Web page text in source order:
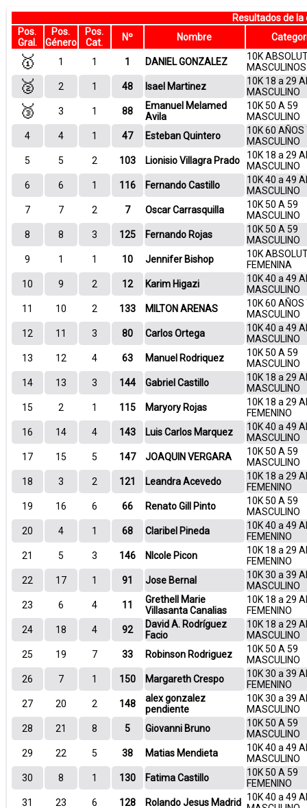
Resultados de la
Pos.
Gral.
Pos.
Género
Pos.
Cat.
Nº Nombre
🥇 1 1 1 DANIEL GONZALEZ
10K
MASCULINOS
🥈 2 1 48 Isael Martinez
10K 18 a 29
MASCULINO
🥉 3 1 88
Emanuel Melamed
Avila
10K 50 A 59
MASCULINO
4
4 1 47 Esteban Quintero
10K 60 AÑOS
MASCULINO
5
5 2 103 Lionisio Villagra Prado
10K 18 a 29
MASCULINO
6
6 1 116 Fernando Castillo
10K 40 a 49
MASCULINO
7
7 2 7 Oscar Carrasquilla
10K 50 A 59
MASCULINO
8
8 3 125 Fernando Rojas
10K 50 A 59
MASCULINO
9
1 1 10 Jennifer Bishop
10K
FEMENINA
10
9 2 12 Karim Higazi
10K 40 a 49
MASCULINO
11
10 2 133 MILTON ARENAS
10K 60 AÑOS
MASCULINO
12
11 3 80 Carlos Ortega
10K 40 a 49
MASCULINO
13
12 4 63 Manuel Rodriquez
10K 50 A 59
MASCULINO
14
13 3 144 Gabriel Castillo
10K 18 a 29
MASCULINO
15
2 1 115 Maryory Rojas
10K 18 a 29
FEMENINO
16
14 4 143 Luis Carlos Marquez
10K 40 a 49
MASCULINO
17
15 5 147 JOAQUIN VERGARA
10K 50 A 59
MASCULINO
18
3 2 121 Leandra Acevedo
10K 18 a 29
FEMENINO
19
16 6 66 Renato Gill Pinto
10K 50 A 59
MASCULINO
20
4 1 68 Claribel Pineda
10K 40 a 49
FEMENINO
21
5 3 146 NIcole Picon
10K 18 a 29
FEMENINO
22
17 1 91 Jose Bernal
10K 30 a 39
MASCULINO
23
6 4 11
Grethell Marie
Villasanta Canalias
10K 18 a 29
FEMENINO
24
18 4 92
David A. Rodríguez
Facio
10K 18 a 29
MASCULINO
25
19 7 33 Robinson Rodriguez
10K 50 A 59
MASCULINO
26
7 1 150 Margareth Crespo
10K 30 a 39
FEMENINO
27
20 2 148
alex gonzalez
pendiente
10K 30 a 39
MASCULINO
28
21 8 5 Giovanni Bruno
10K 50 A 59
MASCULINO
29
22 5 38 Matias Mendieta
10K 40 a 49
MASCULINO
30
8 1 130 Fatima Castillo
10K 50 A 59
FEMENINO
31
23 6 128 Rolando Jesus Madrid 10K 40 a 49